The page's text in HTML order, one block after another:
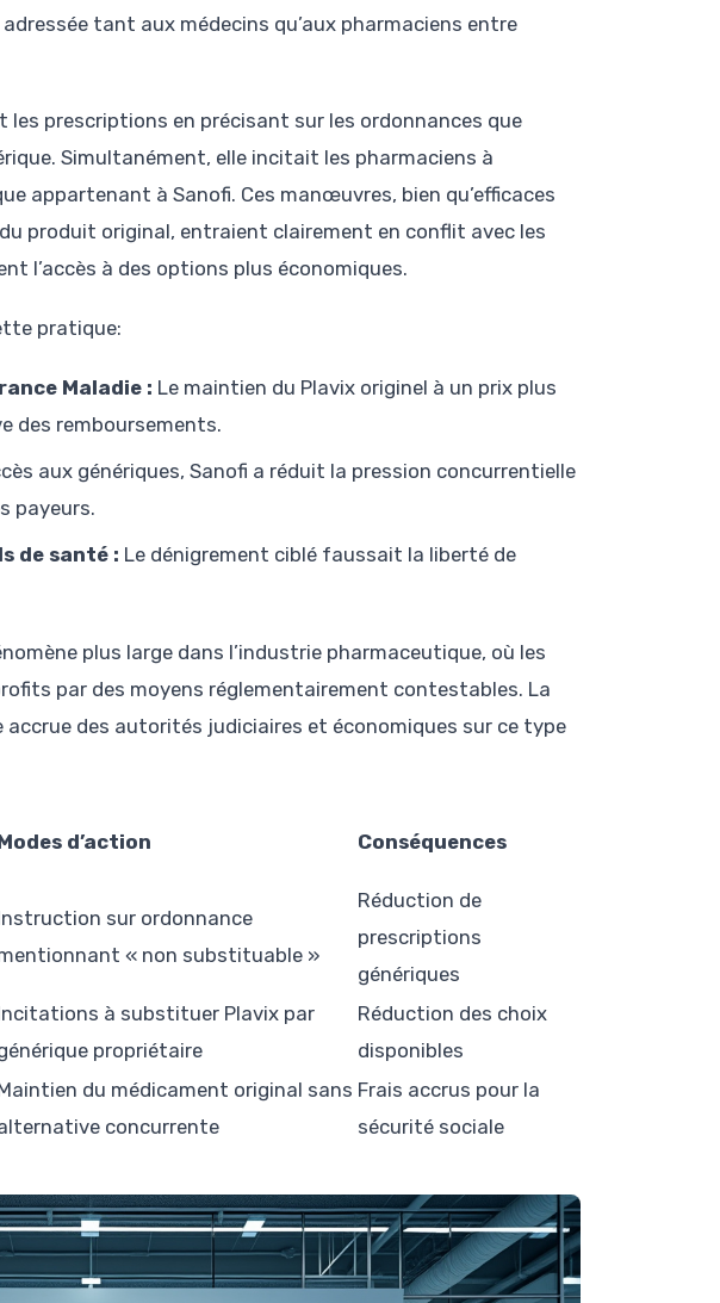
adressée tant aux médecins qu’aux pharmaciens entre
les prescriptions en précisant sur les ordonnances que
Simultanément, elle incitait les pharmaciens à
appartenant à Sanofi. Ces manœuvres, bien qu’efficaces
produit original, entraient clairement en conflit avec les
l’accès à des options plus économiques.
pratique:
Maladie : Le maintien du Plavix originel à un prix plus
des remboursements.
aux génériques, Sanofi a réduit la pression concurrentielle
payeurs.
de santé : Le dénigrement ciblé faussait la liberté de
plus large dans l’industrie pharmaceutique, où les
par des moyens réglementairement contestables. La
des autorités judiciaires et économiques sur ce type
d’action Conséquences
sur ordonnance
« non substituable »
Réduction de
prescriptions
génériques
à substituer Plavix par
propriétaire
Réduction des choix
disponibles
du médicament original sans
concurrente
Frais accrus pour la
sécurité sociale